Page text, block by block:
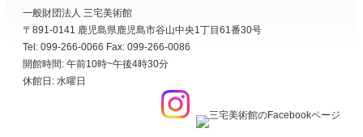
一般財団法人 三宅美術館
〒891-0141 鹿児島県鹿児島市谷山中央1丁目61番30号
Tel: 099-266-0066 Fax: 099-266-0086
開館時間: 午前10時~午後4時30分
休館日: 水曜日